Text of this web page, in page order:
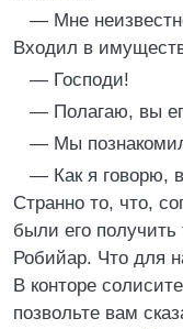
— Мне
Входил в
— Господи!
— Полагаю, вы
— Мы
— Как я говорю,
Странно то, что,
были его
Робийар. Что для
В конторе
позвольте вам